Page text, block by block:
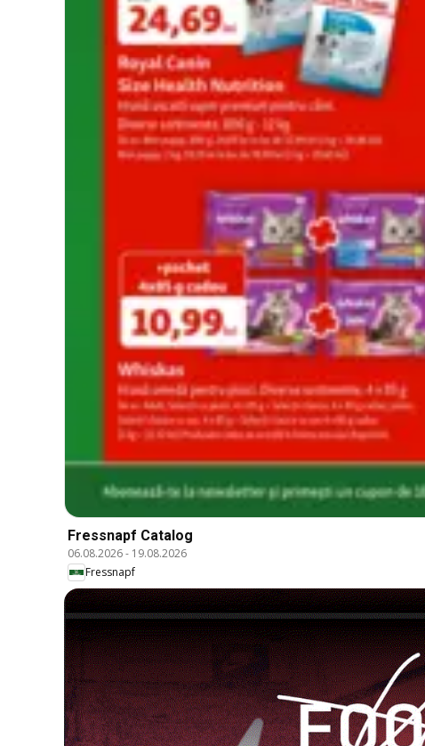
Fressnapf Catalog
06.08.2026- 19.08.2026
Fressnapf